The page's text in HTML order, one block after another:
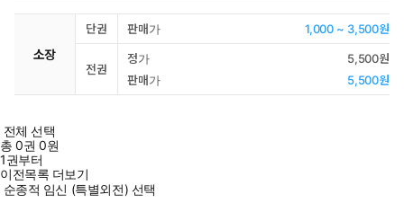
소장
단권 판매가 1,000 ~ 3,500원
전권
정가
5,500원
판매가
5,500원
전체 선택
총0권 0원
1권부터
이전목록 더보기
순종적 임신 (특별외전) 선택